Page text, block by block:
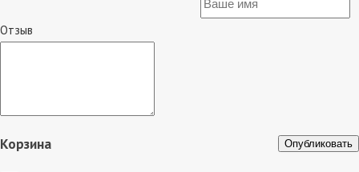
Отзыв
Опубликовать
Корзина